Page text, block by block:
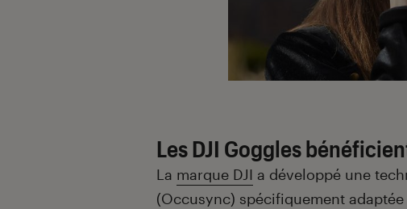
Les DJI Goggles
La marque DJI a développé une
(Occusync) spécifiquement